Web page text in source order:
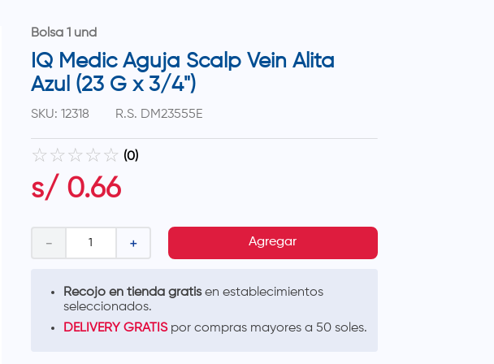
Bolsa 1 und
IQ Medic Aguja Scalp Vein Alita
Azul (23 G x 3/4")
SKU: 12318 R.S. DM23555E
☆ ☆ ☆ ☆ ☆ (0)
s/ 0.66
＋
－ Agregar
Recojo en tienda gratisen establecimientos
seleccionados.
DELIVERY GRATISpor compras mayores a 50 soles.